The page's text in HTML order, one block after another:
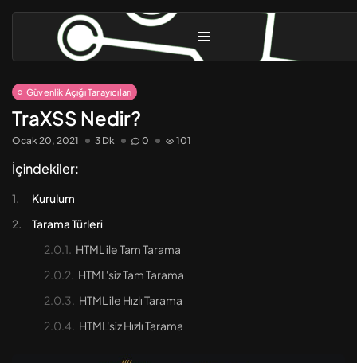
Linux Güvenliği [3] – Gelişmiş...
Ekim 31, 2025 10 Dk
Linux Güvenliği [2] – Güvenlik...
Güvenlik Açığı Tarayıcıları
TraXSS Nedir?
Ocak 20, 2021 3 Dk 0 101
İçindekiler:
Kurulum
Tarama Türleri
HTML ile Tam Tarama
HTML'siz Tam Tarama
HTML ile Hızlı Tarama
HTML'siz Hızlı Tarama